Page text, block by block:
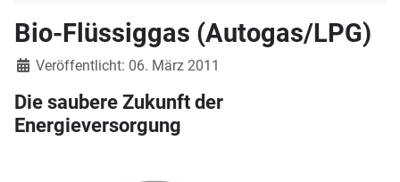
Bio-Flüssiggas (Autogas/LPG)
DetailsVeröffentlicht: 06. März 2011
Die saubere Zukunft der
Energieversorgung